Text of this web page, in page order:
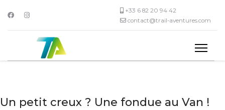
+33 6 82 20 94 42
contact@trail-aventures.com
Un petit creux ? Une fondue au Van !